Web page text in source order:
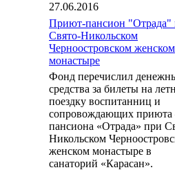
27.06.2016
Приют-пансион "Отрада"
Свято-Никольском
Черноостровском женском
монастыре
Фонд перечислил
средства за билеты на
поездку воспитанниц и
сопровождающих приюта
пансиона «Отрада» при
Никольском
женском монастыре в
санаторий «Карасан».